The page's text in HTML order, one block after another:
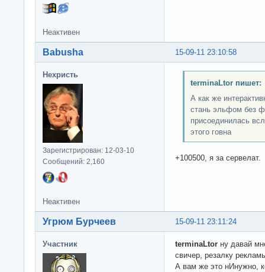
Неактивен
15-09-11 23:10:58
Babusha
Нехристь
Зарегистрирован: 12-03-10
Сообщений: 2,160
terminaLtor пишет:
А как же
стань эльфом без
присоединилась
этого говна
+100500, я за сервелат.
Неактивен
15-09-11 23:11:24
Угрюм Бурчеев
Участник terminaLtor ну давай
свичер, резалку
А вам же это нИнужно,